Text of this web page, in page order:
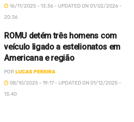
16/11/2025 - 13:36 - UPDATED ON 01/02/2026 -
20:36
ROMU detém três homens com
veículo ligado a estelionatos em
Americana e região
POR LUCAS PEREIRA
08/10/2025 - 19:17 - UPDATED ON 01/12/2025 -
13:40